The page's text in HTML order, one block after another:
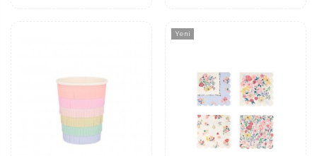
Yeni